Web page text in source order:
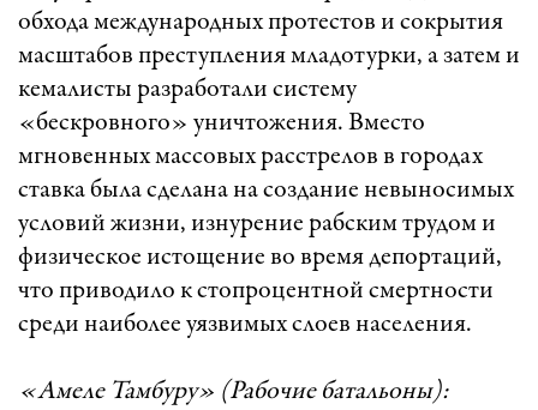
обхода международных протестов и сокрытия
масштабов преступления младотурки, а затем и
кемалисты разработали систему
«бескровного» уничтожения. Вместо
мгновенных массовых расстрелов в городах
ставка была сделана на создание невыносимых
условий жизни, изнурение рабским трудом и
физическое истощение во время депортаций,
что приводило к стопроцентной смертности
среди наиболее уязвимых слоев населения.
«Амеле Тамбуру» (Рабочие батальоны):